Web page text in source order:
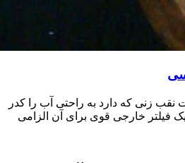
نقب زنی که دارد به راحتی آب را کدر
یک فیلتر خارجی قوی برای آن الزامی